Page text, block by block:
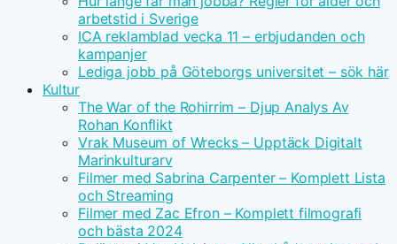
arbetstid i Sverige
ICA reklamblad vecka 11 – erbjudanden och
kampanjer
Lediga jobb på Göteborgs universitet – sök här
Kultur
The War of the Rohirrim – Djup Analys Av
Rohan Konflikt
Vrak Museum of Wrecks – Upptäck Digitalt
Marinkulturarv
Filmer med Sabrina Carpenter – Komplett Lista
och Streaming
Filmer med Zac Efron – Komplett filmografi
och bästa 2024